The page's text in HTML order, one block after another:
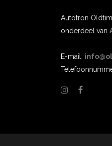
Autotron
onderdeel van
E-mail: